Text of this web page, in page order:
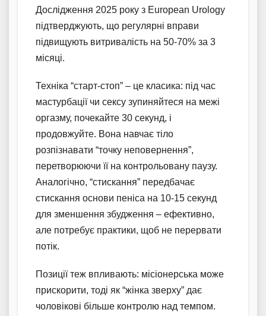
Дослідження 2025 року з European Urology
підтверджують, що регулярні вправи
підвищують витривалість на 50-70% за 3
місяці.
Техніка “старт-стоп” – це класика: під час
мастурбації чи сексу зупиняйтеся на межі
оргазму, почекайте 30 секунд, і
продовжуйте. Вона навчає тіло
розпізнавати “точку неповернення”,
перетворюючи її на контрольовану паузу.
Аналогічно, “стискання” передбачає
стискання основи пеніса на 10-15 секунд
для зменшення збудження – ефективно,
але потребує практики, щоб не перервати
потік.
Позиції теж впливають: місіонерська може
прискорити, тоді як “жінка зверху” дає
чоловікові більше контролю над темпом.